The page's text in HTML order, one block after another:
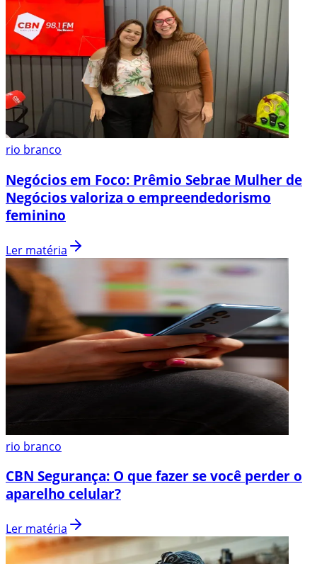
rio branco
Negócios em Foco: Prêmio Sebrae Mulher de
Negócios valoriza o empreendedorismo
feminino
Ler matéria
rio branco
CBN Segurança: O que fazer se você perder o
aparelho celular?
Ler matéria